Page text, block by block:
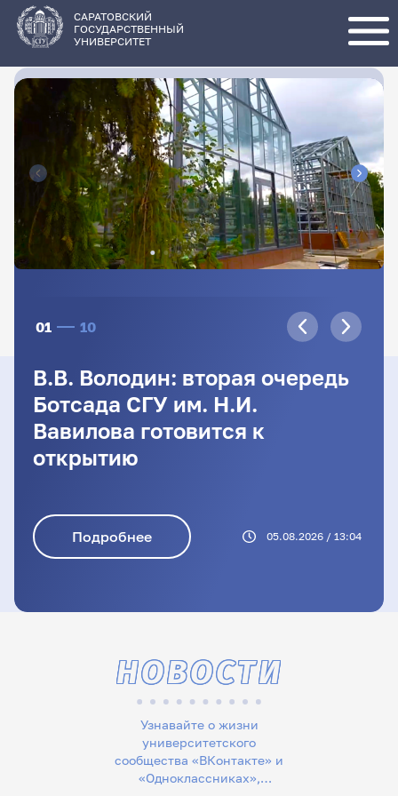
основному
содержанию
САРАТОВСКИЙ
ГОСУДАРСТВЕННЫЙ
УНИВЕРСИТЕТ
01 10
В.В. Володин: вторая очередь
Ботсада СГУ им. Н.И.
Вавилова готовится к
открытию
Подробнее 05.08.2026 / 13:04
Узнавайте о жизни
университетского
сообщества «ВКонтакте» и
«Одноклассниках»,
НОВОСТИ